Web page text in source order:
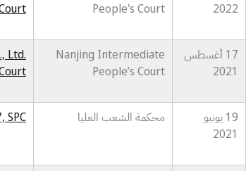
2022
People's Court
17 أغسطس
2021
Nanjing Intermediate
People’s Court
Ltd.
19 يونيو
2021
محكمة الشعب العليا SPC